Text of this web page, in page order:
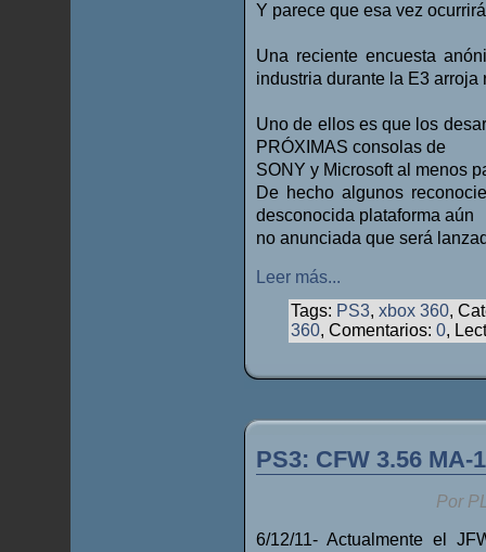
Y parece que esa vez
Una reciente encuesta
industria durante la E3 arroja
Uno de ellos es que los
PRÓXIMAS consolas de
SONY y Microsoft al menos
De hecho algunos
desconocida plataforma aún
no anunciada que será
Leer más...
Tags: PS3, xbox 360,
360, Comentarios: 0,
PS3: CFW 3.56
Por
6/12/11- Actualmente el